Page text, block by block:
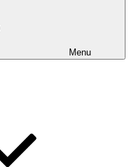
Menu